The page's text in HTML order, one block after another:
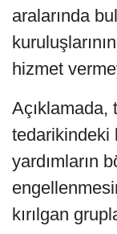
aralarında
hizmet
Açıklamada,
tedarikindeki
yardımların
kırılgan